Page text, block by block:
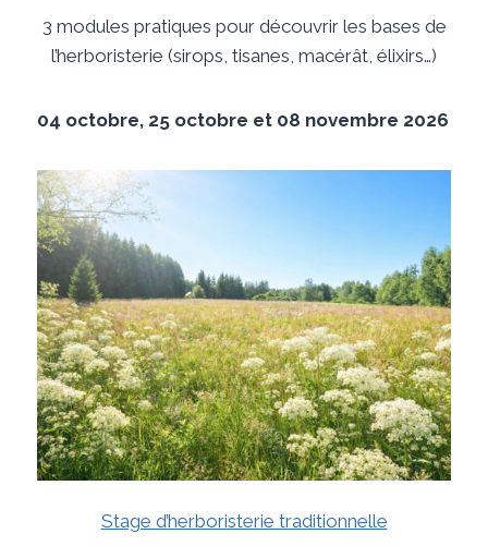
3 modules pratiques pour découvrir les bases de
l’herboristerie (sirops, tisanes, macérât, élixirs…)
04 octobre, 25 octobre et 08 novembre 2026
Stage d’herboristerie traditionnelle